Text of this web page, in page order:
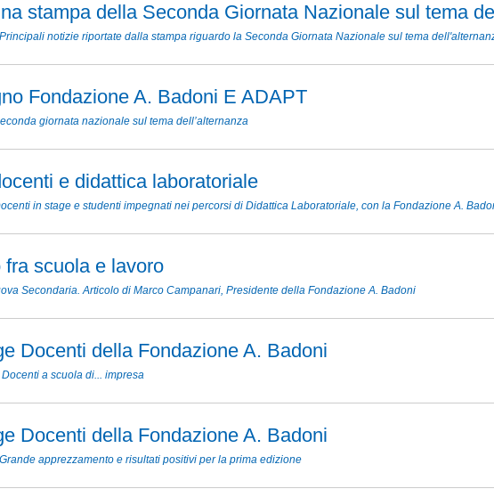
stampa della Seconda Giornata Nazionale sul tema
notizie riportate dalla stampa riguardo la Seconda Giornata Nazionale sul tema
Fondazione A. Badoni E ADAPT
giornata nazionale sul tema dell’alternanza
e didattica laboratoriale
in stage e studenti impegnati nei percorsi di Didattica Laboratoriale, con la Fondazione A.
fra scuola e lavoro
Secondaria. Articolo di Marco Campanari, Presidente della Fondazione A. Badoni
Docenti della Fondazione A. Badoni
a scuola di... impresa
Docenti della Fondazione A. Badoni
apprezzamento e risultati positivi per la prima edizione